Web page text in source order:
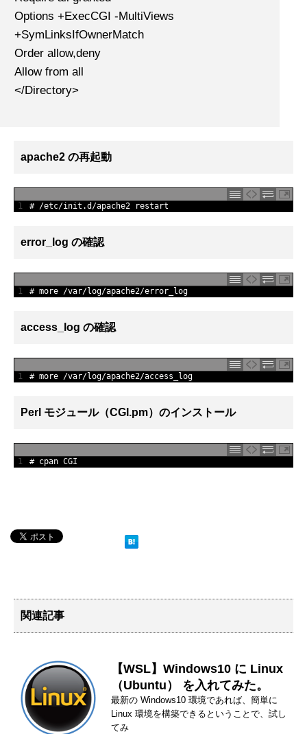
Options +ExecCGI -MultiViews
+SymLinksIfOwnerMatch
Order allow,deny
Allow from all
</Directory>
apache2 の再起動
1 # /etc/init.d/apache2 restart
error_log の確認
1 # more /var/log/apache2/error_log
access_log の確認
1 # more /var/log/apache2/access_log
Perl モジュール（CGI.pm）のインストール
1 # cpan CGI
関連記事
【WSL】Windows10 に Linux
（Ubuntu） を入れてみた。
最新の Windows10 環境であれば、簡単に
Linux 環境を構築できるということで、試し
てみ